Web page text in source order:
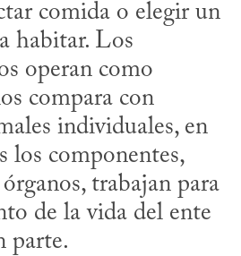
comida o elegir un
habitar. Los
operan como
compara con
individuales, en
los componentes,
trabajan para
de la vida del ente
parte.